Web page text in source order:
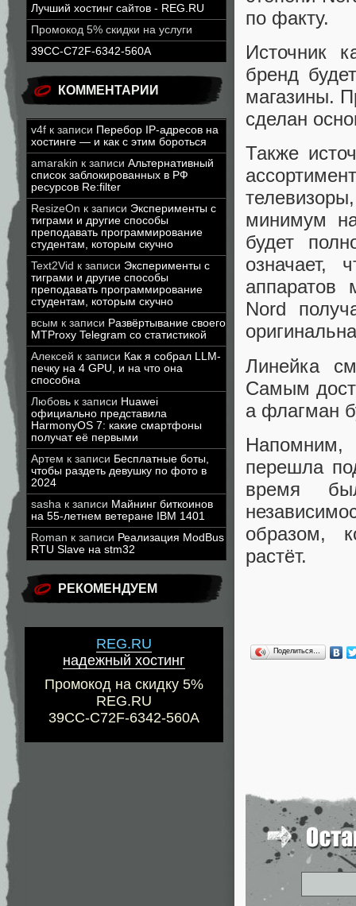
Лучший хостинг сайтов - REG.RU
Промокод 5% скидки на услуги
39CC-C72F-6342-560A
КОММЕНТАРИИ
v4f к записи Перебор IP-адресов на
хостинге — и как с этим бороться
amarakin к записи Альтернативный
список заблокированных в РФ
ресурсов Re:filter
ResizeOn к записи Эксперименты с
тиграми и другие способы
преподавать программирование
студентам, которым скучно
Text2Vid к записи Эксперименты с
тиграми и другие способы
преподавать программирование
студентам, которым скучно
всым к записи Развёртывание своего
MTProxy Telegram со статистикой
Алексей к записи Как я собрал LLM-
печку на 4 GPU, и на что она
способна
Любовь к записи Huawei
официально представила
HarmonyOS 7: какие смартфоны
получат её первыми
Артем к записи Бесплатные боты,
чтобы раздеть девушку по фото в
2024
sasha к записи Майнинг биткоинов
на 55-летнем ветеране IBM 1401
Roman к записи Реализация ModBus
RTU Slave на stm32
РЕКОМЕНДУЕМ
REG.RU
надежный хостинг
Промокод на скидку 5%
REG.RU
39CC-C72F-6342-560A
по факту.
Источник
бренд
магазины.
сделан
Также
минимум
будет
означает,
аппаратов
Nord
Линейка
Самым
а флагман
перешла
время
образом,
растёт.
Поделиться…